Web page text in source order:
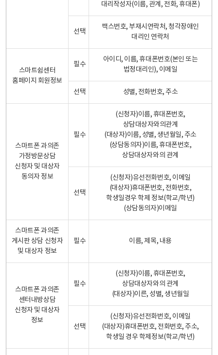
대리작성자(이름, 관계, 전화, 휴대폰)
선택
팩스번호, 부재시연락처, 청각장애인
대리인 연락처
스마트쉼센터
홈페이지 회원정보
필수
아이디, 이름, 휴대폰번호(본인 또는
법정대리인), 이메일
선택 성별, 전화번호, 주소
스마트폰 과의존
가정방문상담
신청자 및 대상자
동의자 정보
필수
(신청자)이름, 휴대폰번호,
상담대상자와의관계
(대상자)이름, 성별, 생년월일, 주소
(상담동의자)이름, 휴대폰번호,
상담대상자와의 관계
선택
(신청자)유선전화번호, 이메일
(대상자)휴대폰번호, 전화번호,
학생일경우 학제 정보(학교/학년)
(상담동의자)이메일
스마트폰 과의존
게시판 상담 신청자
및 대상자 정보
필수 이름, 제목, 내용
스마트폰 과의존
센터내방상담
신청자 및 대상자
정보
필수
(신청자)이름, 휴대폰번호,
상담대상자와의 관계
(대상자)이른, 성별, 생년월일
선택
(신청자)유선전화번호, 이메일
(대상자)휴대폰번호, 전화번호, 주소,
학생일 경우 학제정보(학교/학년)